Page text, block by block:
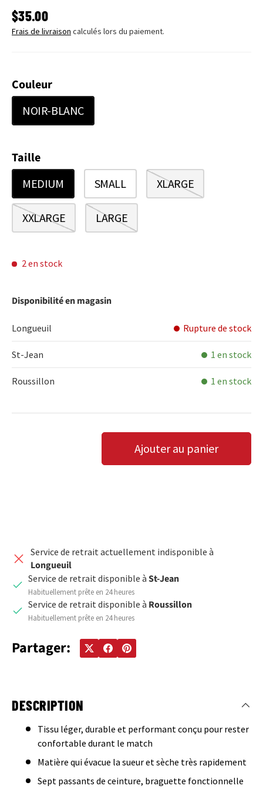
PRIX HABITUEL
$35.00
Frais de livraison calculés lors du paiement.
Couleur
NOIR-BLANC
Taille
MEDIUM SMALL XLARGE
XXLARGE LARGE
2 en stock
Disponibilité en magasin
Longueuil Rupture de stock
St-Jean 1 en stock
Roussillon 1 en stock
DIMINUER LA QUANTITÉ
AUGMENTER LA QUANTITÉ
Ajouter au panier
Service de retrait actuellement indisponible à
Longueuil
Service de retrait disponible à St-Jean
Habituellement prête en 24 heures
Service de retrait disponible à Roussillon
Habituellement prête en 24 heures
Partager:
DESCRIPTION
Tissu léger, durable et performant conçu pour rester
confortable durant le match
Matière qui évacue la sueur et sèche très rapidement
Sept passants de ceinture, braguette fonctionnelle